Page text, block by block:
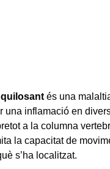
és una
una inflamació en
a la columna
la capacitat de
s’ha localitzat.